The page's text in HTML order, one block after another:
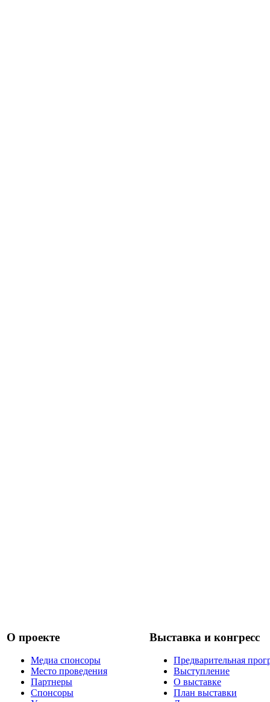
О проекте
Медиа спонсоры
Место проведения
Партнеры
Спонсоры
Выставка и конгресс
Предварительная
Выступление
О выставке
План выставки